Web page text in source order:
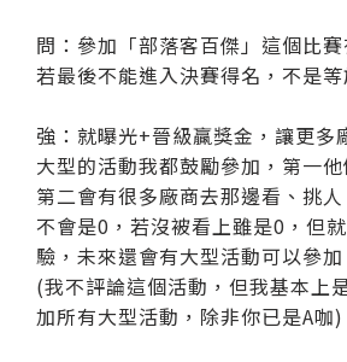
問：參加「部落客百傑」這個比
若最後不能進入決賽得名，不是等
強：就曝光+晉級贏獎金，讓更多
大型的活動我都鼓勵參加，第一他
第二會有很多廠商去那邊看、挑
不會是0，若沒被看上雖是0，但
驗，未來還會有大型活動可以參加
(我不評論這個活動，但我基本上
加所有大型活動，除非你已是A咖)